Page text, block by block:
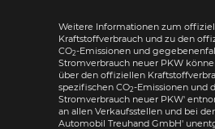
Weitere Informationen zum
Kraftstoffverbrauch und zu den
CO2-Emissionen und
Stromverbrauch neuer PKW
über den offiziellen
spezifischen CO2-Emissionen und
Stromverbrauch neuer PKW'
an allen Verkaufsstellen und bei
Automobil Treuhand GmbH'